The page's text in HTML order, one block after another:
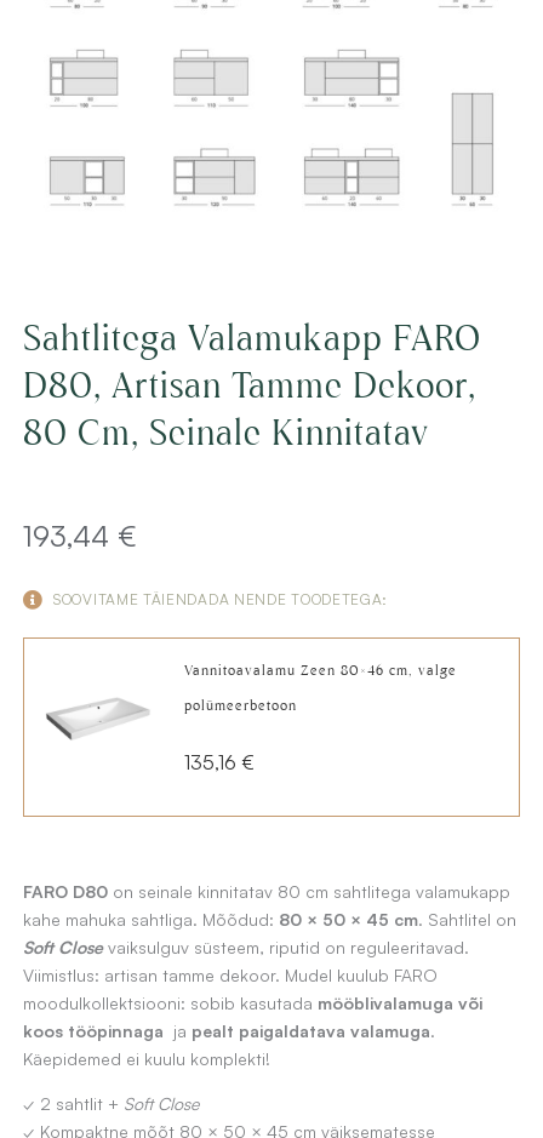
Sahtlitega Valamukapp FARO
D80, Artisan Tamme Dekoor,
80 Cm, Seinale Kinnitatav
193,44 €
SOOVITAME TÄIENDADA NENDE TOODETEGA:
Vannitoavalamu Zeen 80×46 cm, valge
polümeerbetoon
135,16 €
FARO D80 on seinale kinnitatav 80 cm sahtlitega valamukapp
kahe mahuka sahtliga. Mõõdud: 80 × 50 × 45 cm. Sahtlitel on
Soft Closevaiksulguv süsteem, riputid on reguleeritavad.
Viimistlus: artisan tamme dekoor. Mudel kuulub FARO
moodulkollektsiooni: sobib kasutada mööblivalamuga või
koos tööpinnaga ja pealt paigaldatava valamuga.
Käepidemed ei kuulu komplekti!
✓ 2 sahtlit + Soft Close
✓ Kompaktne mõõt 80 × 50 × 45 cm väiksematesse